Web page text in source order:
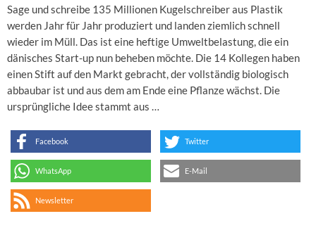
Sage und schreibe 135 Millionen Kugelschreiber aus Plastik
werden Jahr für Jahr produziert und landen ziemlich schnell
wieder im Müll. Das ist eine heftige Umweltbelastung, die ein
dänisches Start-up nun beheben möchte. Die 14 Kollegen haben
einen Stift auf den Markt gebracht, der vollständig biologisch
abbaubar ist und aus dem am Ende eine Pflanze wächst. Die
ursprüngliche Idee stammt aus …
Facebook Twitter
WhatsApp E-Mail
Newsletter